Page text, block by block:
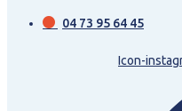
04 73 95 64 45
Icon-